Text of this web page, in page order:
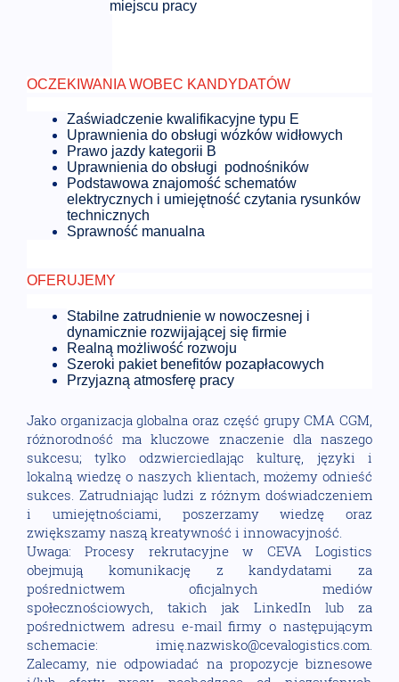
miejscu pracy
OCZEKIWANIA WOBEC KANDYDATÓW
Zaświadczenie kwalifikacyjne typu E
Uprawnienia do obsługi wózków widłowych
Prawo jazdy kategorii B
Uprawnienia do obsługi podnośników
Podstawowa znajomość schematów
elektrycznych i umiejętność czytania rysunków
technicznych
Sprawność manualna
OFERUJEMY
Stabilne zatrudnienie w nowoczesnej i
dynamicznie rozwijającej się firmie
Realną możliwość rozwoju
Szeroki pakiet benefitów pozapłacowych
Przyjazną atmosferę pracy
Jako organizacja globalna oraz część grupy CMA CGM,
różnorodność ma kluczowe znaczenie dla naszego
sukcesu; tylko odzwierciedlając kulturę, języki i
lokalną wiedzę o naszych klientach, możemy odnieść
sukces. Zatrudniając ludzi z różnym doświadczeniem
i umiejętnościami, poszerzamy wiedzę oraz
zwiększamy naszą kreatywność i innowacyjność.
Uwaga: Procesy rekrutacyjne w CEVA Logistics
obejmują komunikację z kandydatami za
pośrednictwem oficjalnych mediów
społecznościowych, takich jak LinkedIn lub za
pośrednictwem adresu e-mail firmy o następującym
schemacie: imię.nazwisko@cevalogistics.com.
Zalecamy, nie odpowiadać na propozycje biznesowe